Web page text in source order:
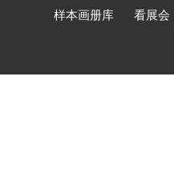
样本画册库 看展会